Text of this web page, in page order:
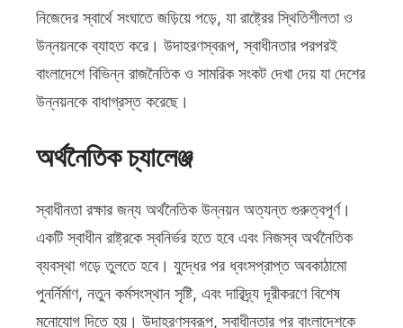
নিজেদের স্বার্থে সংঘাতে জড়িয়ে পড়ে, যা রাষ্ট্রের স্থিতিশীলতা ও
উন্নয়নকে ব্যাহত করে। উদাহরণস্বরূপ, স্বাধীনতার পরপরই
বাংলাদেশে বিভিন্ন রাজনৈতিক ও সামরিক সংকট দেখা দেয় যা দেশের
উন্নয়নকে বাধাগ্রস্ত করেছে।
অর্থনৈতিক চ্যালেঞ্জ
স্বাধীনতা রক্ষার জন্য অর্থনৈতিক উন্নয়ন অত্যন্ত গুরুত্বপূর্ণ।
একটি স্বাধীন রাষ্ট্রকে স্বনির্ভর হতে হবে এবং নিজস্ব অর্থনৈতিক
ব্যবস্থা গড়ে তুলতে হবে। যুদ্ধের পর ধ্বংসপ্রাপ্ত অবকাঠামো
পুনর্নির্মাণ, নতুন কর্মসংস্থান সৃষ্টি, এবং দারিদ্র্য দূরীকরণে বিশেষ
মনোযোগ দিতে হয়। উদাহরণস্বরূপ, স্বাধীনতার পর বাংলাদেশকে